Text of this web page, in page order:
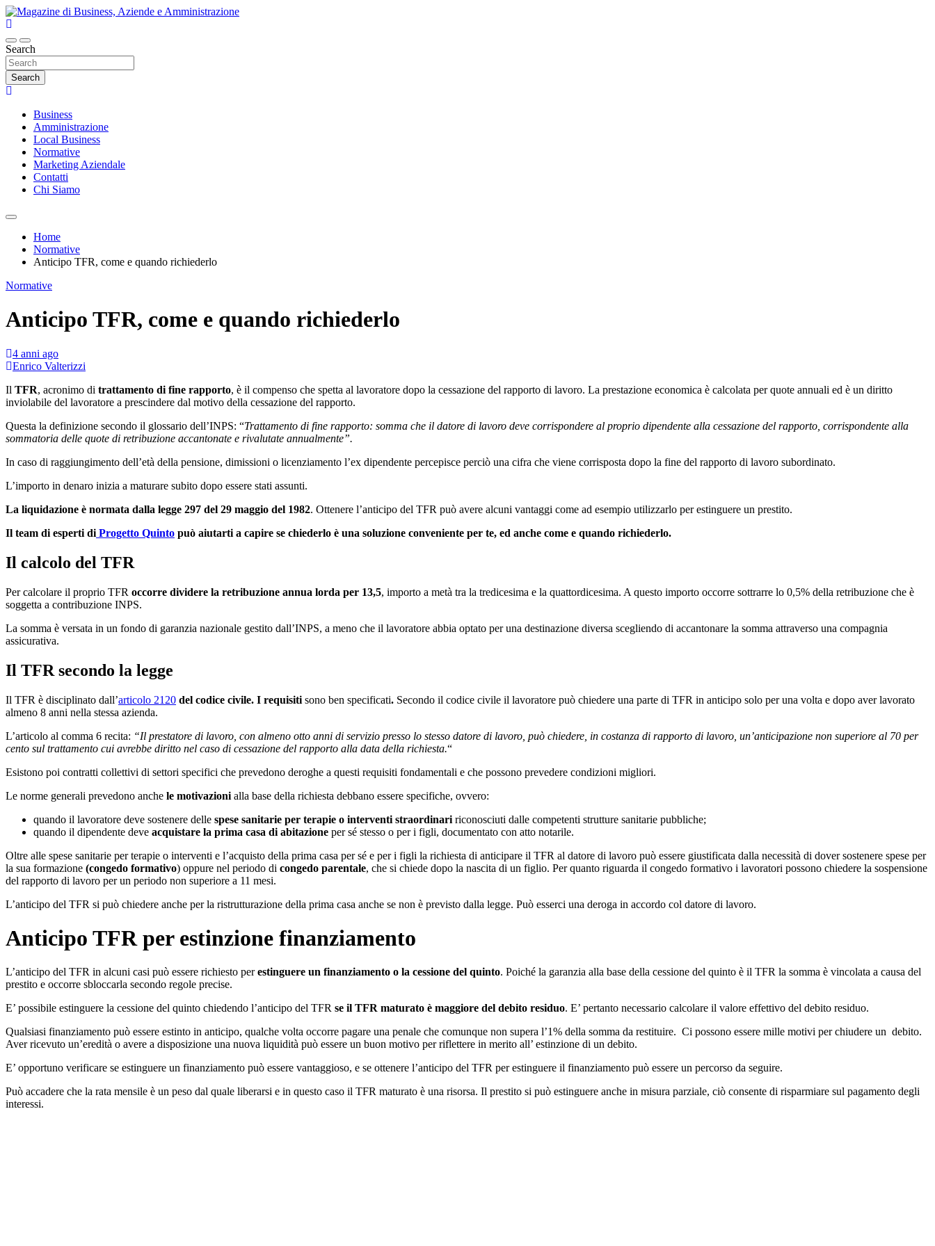
Skip
to
content
Magazine di Business, Aziende e Amministrazione
Search
Search
Business
Amministrazione
Local Business
Normative
Marketing Aziendale
Contatti
Chi Siamo
Home
Normative
Anticipo TFR, come e quando richiederlo
Normative
Anticipo TFR, come e quando richiederlo
4 anni ago
Enrico Valterizzi
Il TFR, acronimo di trattamento di fine rapporto, è il compenso che spetta al lavoratore dopo la cessazione del rapporto di lavoro. La prestazione economica è calcolata per quote annuali ed è un diritto
inviolabile del lavoratore a prescindere dal motivo della cessazione del rapporto.
Questa la definizione secondo il glossario dell’INPS: “Trattamento di fine rapporto: somma che il datore di lavoro deve corrispondere al proprio dipendente alla cessazione del rapporto, corrispondente alla
sommatoria delle quote di retribuzione accantonate e rivalutate annualmente”.
In caso di raggiungimento dell’età della pensione, dimissioni o licenziamento l’ex dipendente percepisce perciò una cifra che viene corrisposta dopo la fine del rapporto di lavoro subordinato.
L’importo in denaro inizia a maturare subito dopo essere stati assunti.
La liquidazione è normata dalla legge 297 del 29 maggio del 1982. Ottenere l’anticipo del TFR può avere alcuni vantaggi come ad esempio utilizzarlo per estinguere un prestito.
Il team di esperti di Progetto Quinto può aiutarti a capire se chiederlo è una soluzione conveniente per te, ed anche come e quando richiederlo.
Il calcolo del TFR
Per calcolare il proprio TFR occorre dividere la retribuzione annua lorda per 13,5, importo a metà tra la tredicesima e la quattordicesima. A questo importo occorre sottrarre lo 0,5% della retribuzione che è
soggetta a contribuzione INPS.
La somma è versata in un fondo di garanzia nazionale gestito dall’INPS, a meno che il lavoratore abbia optato per una destinazione diversa scegliendo di accantonare la somma attraverso una compagnia
assicurativa.
Il TFR secondo la legge
Il TFR è disciplinato dall’articolo 2120 del codice civile. I requisiti sono ben specificati. Secondo il codice civile il lavoratore può chiedere una parte di TFR in anticipo solo per una volta e dopo aver lavorato
almeno 8 anni nella stessa azienda.
L’articolo al comma 6 recita: “Il prestatore di lavoro, con almeno otto anni di servizio presso lo stesso datore di lavoro, può chiedere, in costanza di rapporto di lavoro, un’anticipazione non superiore al 70 per
cento sul trattamento cui avrebbe diritto nel caso di cessazione del rapporto alla data della richiesta.“
Esistono poi contratti collettivi di settori specifici che prevedono deroghe a questi requisiti fondamentali e che possono prevedere condizioni migliori.
Le norme generali prevedono anche le motivazioni alla base della richiesta debbano essere specifiche, ovvero:
quando il lavoratore deve sostenere delle spese sanitarie per terapie o interventi straordinari riconosciuti dalle competenti strutture sanitarie pubbliche;
quando il dipendente deve acquistare la prima casa di abitazione per sé stesso o per i figli, documentato con atto notarile.
Oltre alle spese sanitarie per terapie o interventi e l’acquisto della prima casa per sé e per i figli la richiesta di anticipare il TFR al datore di lavoro può essere giustificata dalla necessità di dover sostenere spese per
la sua formazione (congedo formativo) oppure nel periodo di congedo parentale, che si chiede dopo la nascita di un figlio. Per quanto riguarda il congedo formativo i lavoratori possono chiedere la sospensione
del rapporto di lavoro per un periodo non superiore a 11 mesi.
L’anticipo del TFR si può chiedere anche per la ristrutturazione della prima casa anche se non è previsto dalla legge. Può esserci una deroga in accordo col datore di lavoro.
Anticipo TFR per estinzione finanziamento
L’anticipo del TFR in alcuni casi può essere richiesto perestinguere un finanziamento o la cessione del quinto. Poiché la garanzia alla base della cessione del quinto è il TFR la somma è vincolata a causa del
prestito e occorre sbloccarla secondo regole precise.
E’ possibile estinguere la cessione del quinto chiedendo l’anticipo del TFR se il TFR maturato è maggiore del debito residuo. E’ pertanto necessario calcolare il valore effettivo del debito residuo.
Qualsiasi finanziamento può essere estinto in anticipo, qualche volta occorre pagare una penale che comunque non supera l’1% della somma da restituire. Ci possono essere mille motivi per chiudere un debito.
Aver ricevuto un’eredità o avere a disposizione una nuova liquidità può essere un buon motivo per riflettere in merito all’ estinzione di un debito.
E’ opportuno verificare se estinguere un finanziamento può essere vantaggioso, e se ottenere l’anticipo del TFR per estinguere il finanziamento può essere un percorso da seguire.
Può accadere che la rata mensile è un peso dal quale liberarsi e in questo caso il TFR maturato è una risorsa. Il prestito si può estinguere anche in misura parziale, ciò consente di risparmiare sul pagamento degli
interessi.